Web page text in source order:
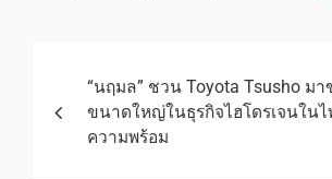
“นฤมล” ชวน Toyota Tsusho ม
ขนาดใหญ่ในธุรกิจไฮโดรเจนในไ
ความพร้อม